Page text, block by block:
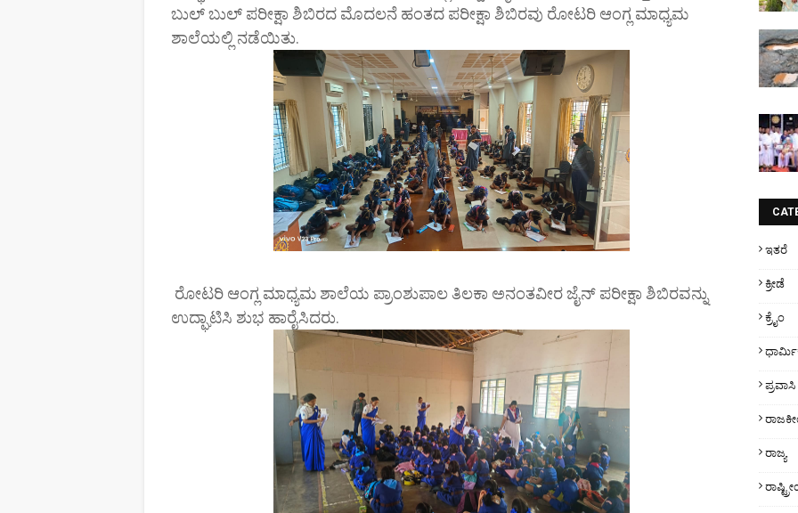
ಬುಲ್ ಬುಲ್ ಪರೀಕ್ಷಾ ಶಿಬಿರದ ಮೊದಲನೆ ಹಂತದ ಪರೀಕ್ಷಾ ಶಿಬಿರವು ರೋಟರಿ ಆಂಗ್ಲ ಮಾಧ್ಯಮ
ಶಾಲೆಯಲ್ಲಿ ನಡೆಯಿತು.
ರೋಟರಿ ಆಂಗ್ಲ ಮಾಧ್ಯಮ ಶಾಲೆಯ ಪ್ರಾಂಶುಪಾಲ ತಿಲಕಾ ಅನಂತವೀರ ಜೈನ್ ಪರೀಕ್ಷಾ ಶಿಬಿರವನ್ನು
ಉದ್ಘಾಟಿಸಿ ಶುಭ ಹಾರೈಸಿದರು.
ಇತರೆ
ಕ್ರೀಡೆ
ಕ್ರೈಂ
ಪ್ರವಾಸಿ
ರಾಜ್ಯ